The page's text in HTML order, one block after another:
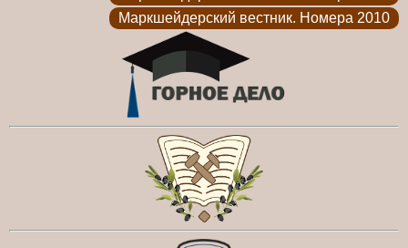
Маркшейдерский вестник. Номера 2010